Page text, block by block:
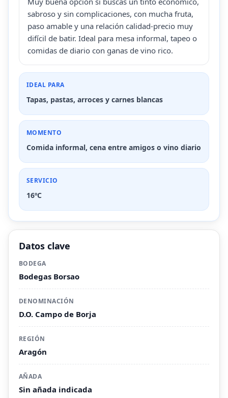
sabroso y sin complicaciones, con mucha fruta,
paso amable y una relación calidad-precio muy
difícil de batir. Ideal para mesa informal, tapeo o
comidas de diario con ganas de vino rico.
IDEAL PARA
Tapas, pastas, arroces y carnes blancas
MOMENTO
Comida informal, cena entre amigos o vino diario
SERVICIO
16ºC
Datos clave
BODEGA
Bodegas Borsao
DENOMINACIÓN
D.O. Campo de Borja
REGIÓN
Aragón
AÑADA
Sin añada indicada